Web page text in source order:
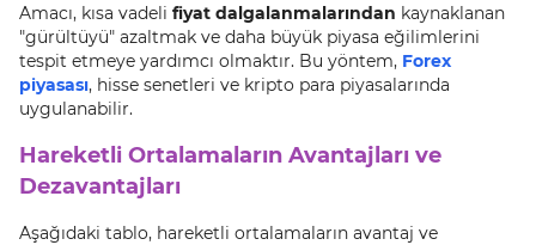
Amacı, kısa vadeli fiyat dalgalanmalarından kaynaklanan
"gürültüyü" azaltmak ve daha büyük piyasa eğilimlerini
tespit etmeye yardımcı olmaktır. Bu yöntem, Forex
piyasası, hisse senetleri ve kripto para piyasalarında
uygulanabilir.
Hareketli Ortalamaların Avantajları ve
Dezavantajları
Aşağıdaki tablo, hareketli ortalamaların avantaj ve